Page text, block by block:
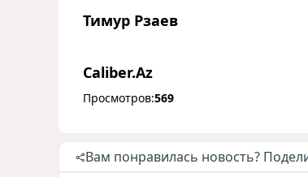
Тимур Рзаев
Caliber.Az
Просмотров:569
Вам понравилась новость?